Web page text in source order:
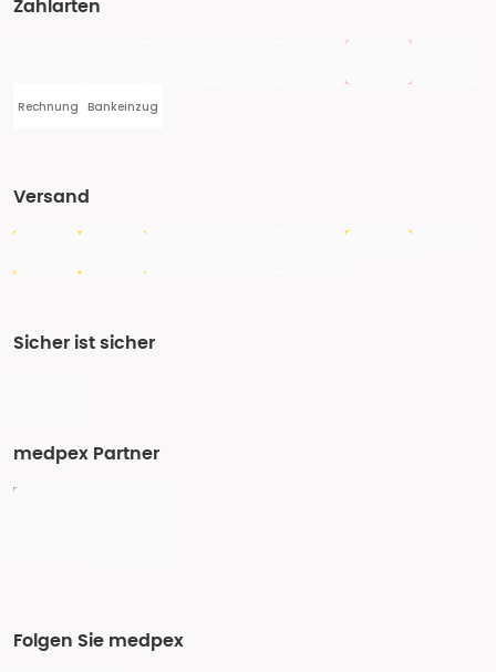
Zahlarten
Rechnung Bankeinzug
Versand
Sicher ist sicher
medpex Partner
Folgen Sie medpex